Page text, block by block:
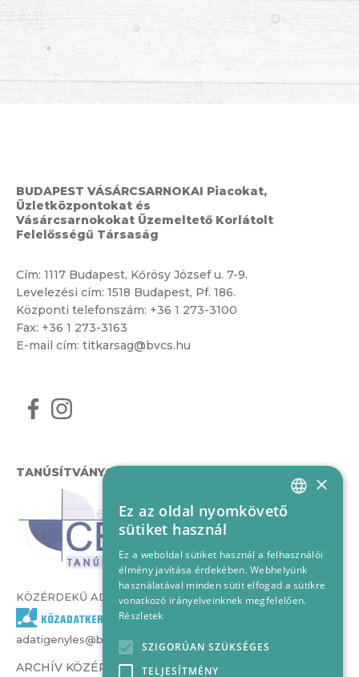
BUDAPEST VÁSÁRCSARNOKAI Piacokat,
Üzletközpontokat és
Vásárcsarnokokat Üzemeltető Korlátolt
Felelősségű Társaság
Cím: 1117 Budapest, Kőrösy József u. 7-9.
Levelezési cím: 1518 Budapest, Pf. 186.
Központi telefonszám: +36 1 273-3100
Fax: +36 1 273-3163
E-mail cím: titkarsag@bvcs.hu
TANÚSÍTVÁNYOK
KÖZÉRDEKŰ ADATOK
adatigenyles@bvcs.hu
ARCHÍV KÖZÉRDEKŰ ADATOK –
HUNGARIAN
×
Ez az oldal nyomkövető
sütiket használ
Ez a weboldal sütiket használ a felhasználói
élmény javítása érdekében. Webhelyünk
használatával minden sütit elfogad a sütikre
vonatkozó irányelveinknek megfelelően.
Részletek
SZIGORÚAN SZÜKSÉGES
TELJESÍTMÉNY